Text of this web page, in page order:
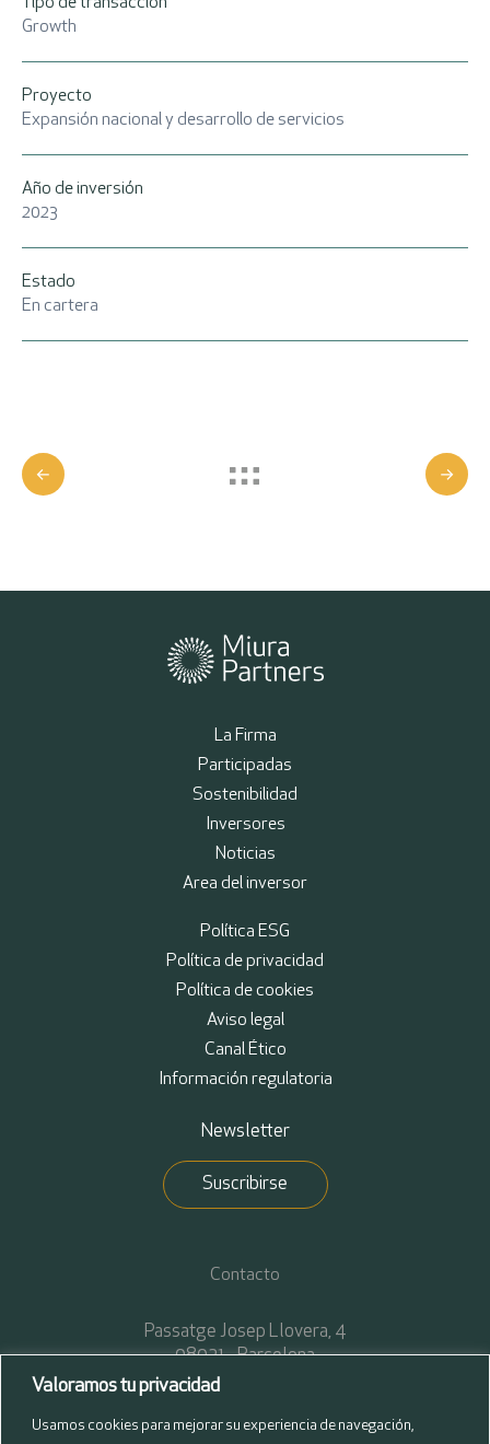
Valoramos tu privacidad
Usamos cookies para mejorar su experiencia de navegación,
Growth
Proyecto
Expansión nacional y desarrollo de servicios
Año de inversión
2023
Estado
En cartera
La Firma
Participadas
Sostenibilidad
Inversores
Noticias
Area del inversor
Política ESG
Política de privacidad
Política de cookies
Aviso legal
Canal Ético
Información regulatoria
Newsletter
Suscribirse
Contacto
Passatge Josep Llovera, 4
08021 - Barcelona
T. +34 93 272 34 40